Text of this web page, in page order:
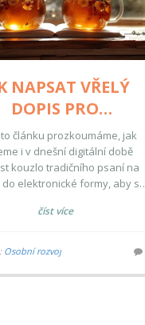
NAPSAT VŘELÝ
DOPIS PRO
OSOBNÍ
V DIGITÁLNÍM
VĚKU
článku prozkoumáme, jak
i v dnešní digitální době
kouzlo tradičního psaní na
do elektronické formy, aby se
kamarádek. Představíme
vyjádřit vaše pocity a
vás, jak psát dopisy,
číst více
Osobní rozvoj